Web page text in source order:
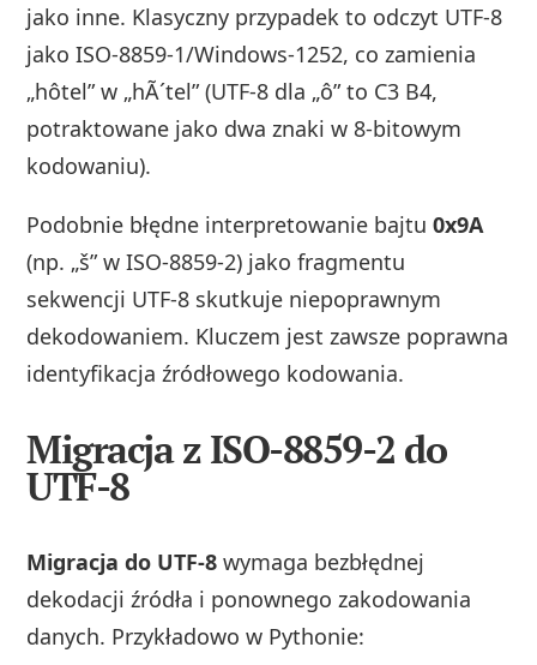
jako inne. Klasyczny przypadek to odczyt UTF‑8
jako ISO‑8859‑1/Windows‑1252, co zamienia
„hôtel” w „hÃ´tel” (UTF‑8 dla „ô” to C3 B4,
potraktowane jako dwa znaki w 8‑bitowym
kodowaniu).
Podobnie błędne interpretowanie bajtu0x9A
(np. „š” w ISO‑8859‑2) jako fragmentu
sekwencji UTF‑8 skutkuje niepoprawnym
dekodowaniem. Kluczem jest zawsze poprawna
identyfikacja źródłowego kodowania.
Migracja z ISO-8859-2 do
UTF-8
Migracja do UTF‑8 wymaga bezbłędnej
dekodacji źródła i ponownego zakodowania
danych. Przykładowo w Pythonie: